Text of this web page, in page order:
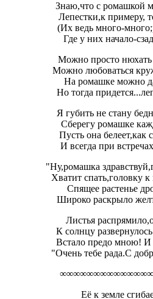
Знаю,что с ромашкой
Лепестки,к примеру,
(Их ведь много-
Где у них начало-
Можно просто нюхать
Можно любоваться
На ромашке можно
Но тогда
Я губить не стану
Сберегу ромашке
Пусть она белеет,как
И всегда при
"Ну,ромашка
Хватит спать,головку
Спящее растенье
Широко раскрыло
Листья
К солнцу
Встало предо мною! И
"Очень тебе рада.С
Её к земле